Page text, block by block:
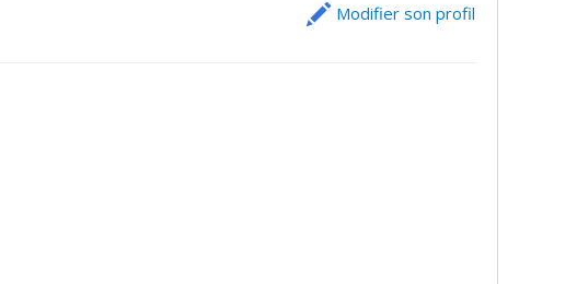
Modifier son profil